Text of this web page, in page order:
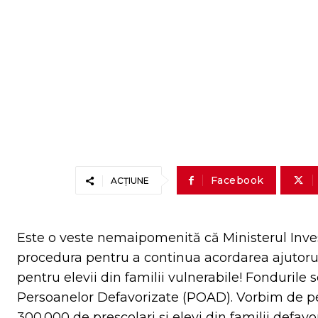
ACȚIUNE Facebook
Este o veste nemaipomenită că Ministerul
procedura pentru a continua acordarea
pentru elevii din familii vulnerabile! Fondurile
Persoanelor Defavorizate (POAD). Vorbim de